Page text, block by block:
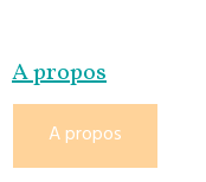
A propos
A propos